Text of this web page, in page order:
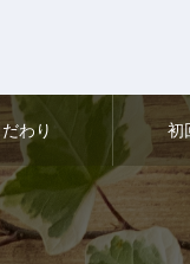
わり 初